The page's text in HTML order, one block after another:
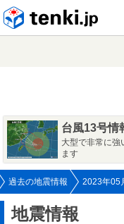
台風13号情
大型で非常に強
ます
過去の地震情報 2023年05
地震情報